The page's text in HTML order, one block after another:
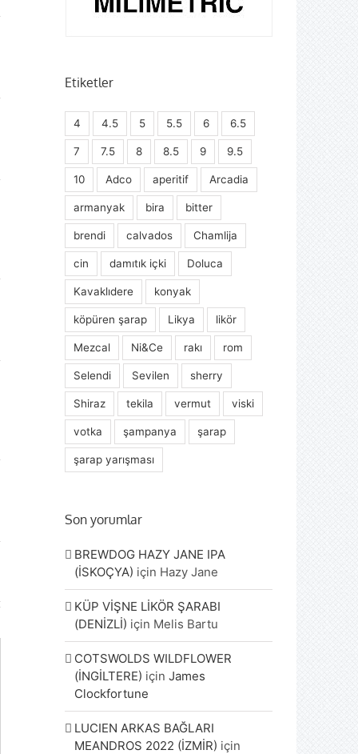
Etiketler
4 4.5 5 5.5 6 6.5
7 7.5 8 8.5 9 9.5
10 Adco aperitif Arcadia
armanyak bira bitter
brendi calvados Chamlija
cin damıtık içki Doluca
Kavaklıdere konyak
köpüren şarap Likya likör
Mezcal Ni&Ce rakı rom
Selendi Sevilen sherry
Shiraz tekila vermut viski
votka şampanya şarap
şarap yarışması
Son yorumlar
BREWDOG HAZY JANE IPA
(İSKOÇYA) için Hazy Jane
KÜP VİŞNE LİKÖR ŞARABI
(DENİZLİ) için Melis Bartu
COTSWOLDS WILDFLOWER
(İNGİLTERE) içinJames
Clockfortune
LUCIEN ARKAS BAĞLARI
MEANDROS 2022 (İZMİR) için